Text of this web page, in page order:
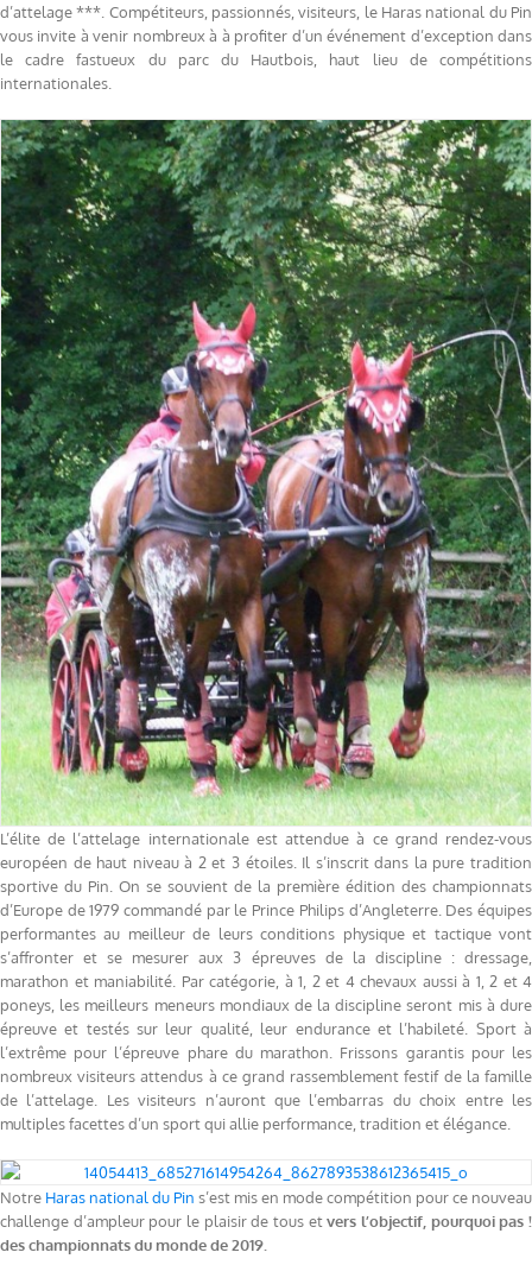
d’attelage ***. Compétiteurs, passionnés, visiteurs, le Haras national du Pin
vous invite à venir nombreux à à profiter d’un événement d’exception dans
le cadre fastueux du parc du Hautbois, haut lieu de compétitions
internationales.
L’élite de l’attelage internationale est attendue à ce grand rendez-vous
européen de haut niveau à 2 et 3 étoiles. Il s’inscrit dans la pure tradition
sportive du Pin. On se souvient de la première édition des championnats
d’Europe de 1979 commandé par le Prince Philips d’Angleterre. Des équipes
performantes au meilleur de leurs conditions physique et tactique vont
s’affronter et se mesurer aux 3 épreuves de la discipline : dressage,
marathon et maniabilité. Par catégorie, à 1, 2 et 4 chevaux aussi à 1, 2 et 4
poneys, les meilleurs meneurs mondiaux de la discipline seront mis à dure
épreuve et testés sur leur qualité, leur endurance et l’habileté. Sport à
l’extrême pour l’épreuve phare du marathon. Frissons garantis pour les
nombreux visiteurs attendus à ce grand rassemblement festif de la famille
de l’attelage. Les visiteurs n’auront que l’embarras du choix entre les
multiples facettes d’un sport qui allie performance, tradition et élégance.
Notre Haras national du Pin s’est mis en mode compétition pour ce nouveau
challenge d’ampleur pour le plaisir de tous etvers l’objectif, pourquoi pas !
des championnats du monde de 2019.